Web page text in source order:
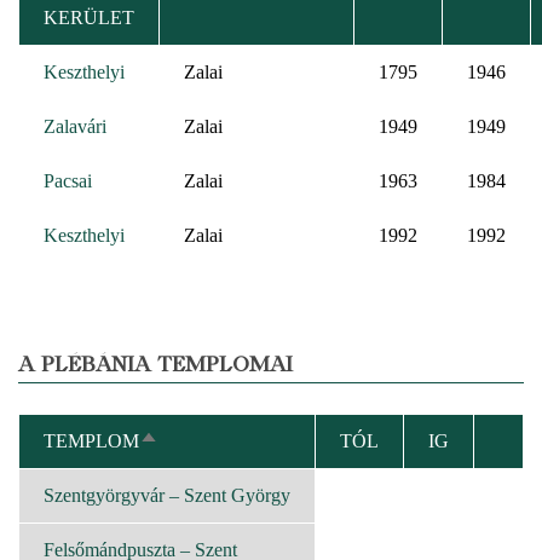
KERÜLET
Keszthelyi Zalai 1795 1946
Zalavári Zalai 1949 1949
Pacsai Zalai 1963 1984
Keszthelyi Zalai 1992 1992
A PLÉBÁNIA TEMPLOMAI
TEMPLOMCSÖKKENŐ
RENDEZÉS
TÓL IG
Szentgyörgyvár – Szent György
Felsőmándpuszta – Szent